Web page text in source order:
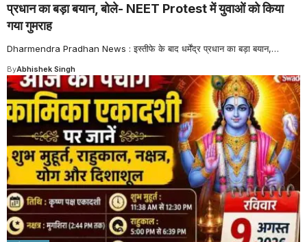
प्रधान का बड़ा बयान, बोले- NEET Protest में युवाओं को किया
गया गुमराह
Dharmendra Pradhan News : इस्तीफे के बाद धर्मेंद्र प्रधान का बड़ा बयान,…
ByAbhishek Singh